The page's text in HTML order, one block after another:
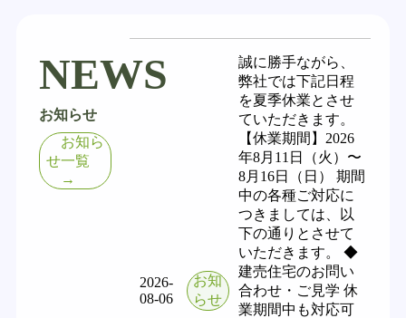
NEWS
お知らせ
お知ら
せ一覧
→
2026-
08-06
お知
らせ
誠に勝手ながら、
弊社では下記日程
を夏季休業とさせ
ていただきます。
【休業期間】2026
年8月11日（火）〜
8月16日（日） 期間
中の各種ご対応に
つきましては、以
下の通りとさせて
いただきます。 ◆
建売住宅のお問い
合わせ・ご見学 休
業期間中も対応可